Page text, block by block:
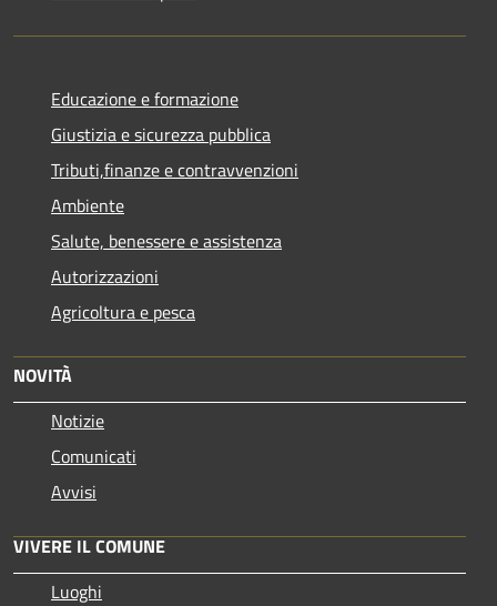
Educazione e formazione
Giustizia e sicurezza pubblica
Tributi,finanze e contravvenzioni
Ambiente
Salute, benessere e assistenza
Autorizzazioni
Agricoltura e pesca
NOVITÀ
Notizie
Comunicati
Avvisi
VIVERE IL COMUNE
Luoghi